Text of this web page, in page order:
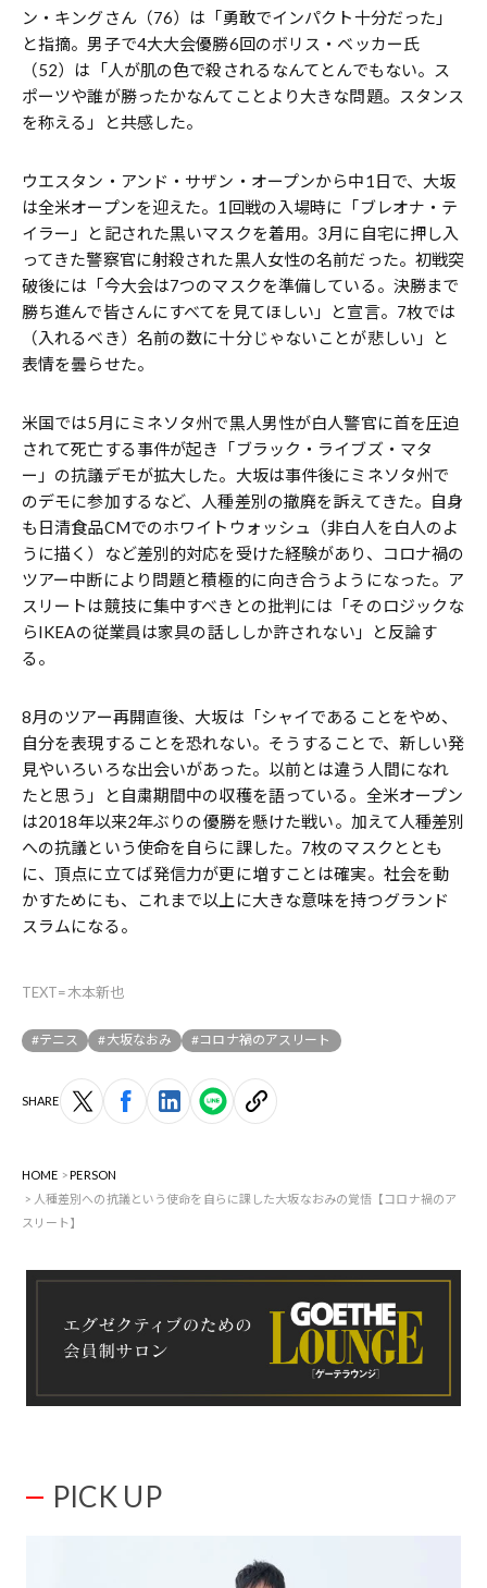
ン・キングさん（76）は「勇敢でインパクト十分だった」
と指摘。男子で4大大会優勝6回のボリス・ベッカー氏
（52）は「人が肌の色で殺されるなんてとんでもない。ス
ポーツや誰が勝ったかなんてことより大きな問題。スタンス
を称える」と共感した。
ウエスタン・アンド・サザン・オープンから中1日で、大坂
は全米オープンを迎えた。1回戦の入場時に「ブレオナ・テ
イラー」と記された黒いマスクを着用。3月に自宅に押し入
ってきた警察官に射殺された黒人女性の名前だった。初戦突
破後には「今大会は7つのマスクを準備している。決勝まで
勝ち進んで皆さんにすべてを見てほしい」と宣言。7枚では
（入れるべき）名前の数に十分じゃないことが悲しい」と
表情を曇らせた。
米国では5月にミネソタ州で黒人男性が白人警官に首を圧迫
されて死亡する事件が起き「ブラック・ライブズ・マタ
ー」の抗議デモが拡大した。大坂は事件後にミネソタ州で
のデモに参加するなど、人種差別の撤廃を訴えてきた。自身
も日清食品CMでのホワイトウォッシュ（非白人を白人のよ
うに描く）など差別的対応を受けた経験があり、コロナ禍の
ツアー中断により問題と積極的に向き合うようになった。ア
スリートは競技に集中すべきとの批判には「そのロジックな
らIKEAの従業員は家具の話ししか許されない」と反論す
る。
8月のツアー再開直後、大坂は「シャイであることをやめ、
自分を表現することを恐れない。そうすることで、新しい発
見やいろいろな出会いがあった。以前とは違う人間になれ
たと思う」と自粛期間中の収穫を語っている。全米オープン
は2018年以来2年ぶりの優勝を懸けた戦い。加えて人種差別
への抗議という使命を自らに課した。7枚のマスクととも
に、頂点に立てば発信力が更に増すことは確実。社会を動
かすためにも、これまで以上に大きな意味を持つグランド
スラムになる。
TEXT=木本新也
#テニス #大坂なおみ #コロナ禍のアスリート
SHARE
HOME
PERSON
人種差別への抗議という使命を自らに課した大坂なおみの覚悟【コロナ禍のア
スリート】
PICK UP